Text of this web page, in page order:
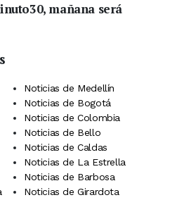
mañana será
Noticias de Medellín
Noticias de Bogotá
Noticias de Colombia
Noticias de Bello
Noticias de Caldas
Noticias de La Estrella
Noticias de Barbosa
Noticias de Girardota